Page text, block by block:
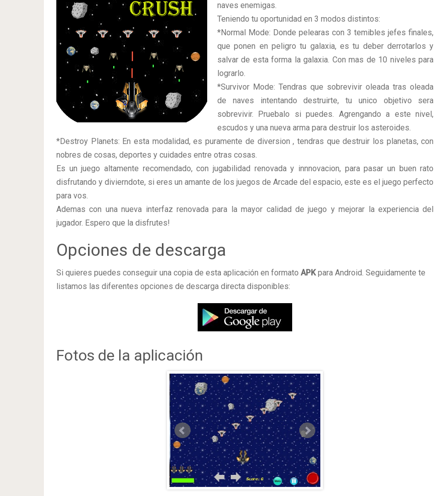
naves enemigas.
Teniendo tu oportunidad en 3 modos distintos:
*Normal Mode: Donde pelearas con 3 temibles jefes finales,
que ponen en peligro tu galaxia, es tu deber derrotarlos y
salvar de esta forma la galaxia. Con mas de 10 niveles para
lograrlo.
*Survivor Mode: Tendras que sobrevivir oleada tras oleada
de naves intentando destruirte, tu unico objetivo sera
sobrevivir. Pruebalo si puedes. Agrengando a este nivel,
escudos y una nueva arma para destruir los asteroides.
*Destroy Planets: En esta modalidad, es puramente de diversion , tendras que destruir los planetas, con
nobres de cosas, deportes y cuidades entre otras cosas.
Es un juego altamente recomendado, con jugabilidad renovada y innnovacion, para pasar un buen rato
disfrutando y divierndote, si eres un amante de los juegos de Arcade del espacio, este es el juego perfecto
para vos.
Ademas con una nueva interfaz renovada para la mayor calidad de juego y mejorar la experiencia del
jugador. Espero que la disfrutes!
Opciones de descarga
Si quieres puedes conseguir una copia de esta aplicación en formato APKpara Android. Seguidamente te
listamos las diferentes opciones de descarga directa disponibles:
Fotos de la aplicación